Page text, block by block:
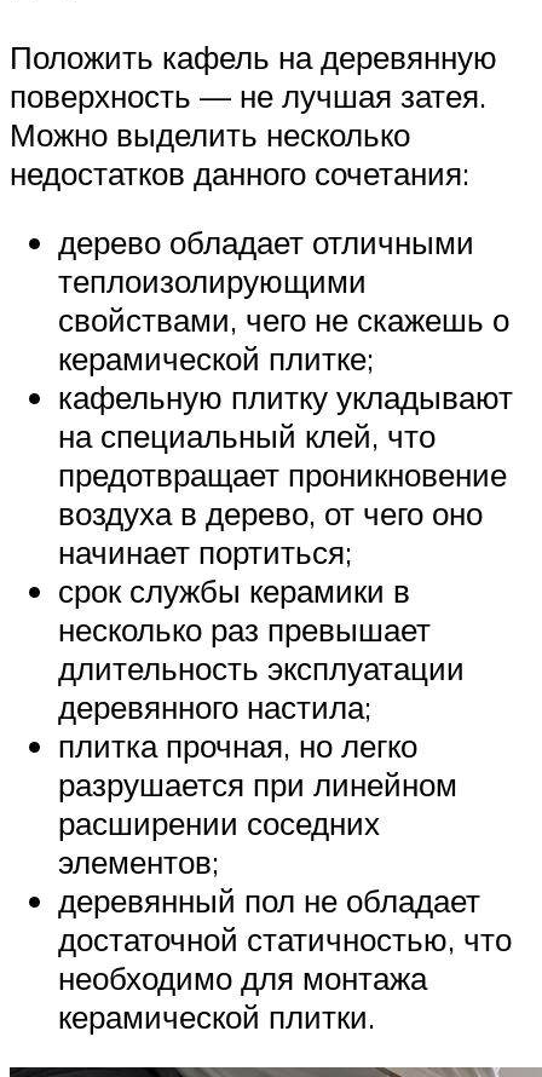
Положить кафель на деревянную
поверхность — не лучшая затея.
Можно выделить несколько
недостатков данного сочетания:
дерево обладает отличными
теплоизолирующими
свойствами, чего не скажешь о
керамической плитке;
кафельную плитку укладывают
на специальный клей, что
предотвращает проникновение
воздуха в дерево, от чего оно
начинает портиться;
срок службы керамики в
несколько раз превышает
длительность эксплуатации
деревянного настила;
плитка прочная, но легко
разрушается при линейном
расширении соседних
элементов;
деревянный пол не обладает
достаточной статичностью, что
необходимо для монтажа
керамической плитки.